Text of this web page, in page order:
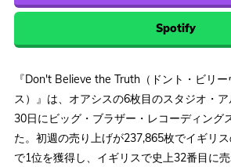
Spotify
『Don't Believe the Truth（ドント・ビリ
ス）』は、オアシスの6枚目のスタジオ・
30日にビッグ・ブラザー・レコーディング
た。初週の売り上げが237,865枚でイギリ
で1位を獲得し、イギリスで史上32番目に